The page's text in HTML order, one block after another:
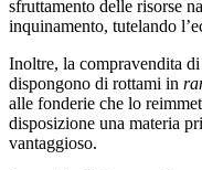
sfruttamento delle risorse
inquinamento, tutelando
Inoltre, la compravendita di
dispongono di rottami in
alle fonderie che lo
disposizione una materia
vantaggioso.